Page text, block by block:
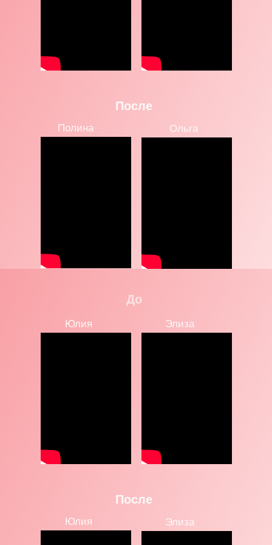
После
Полина Ольга
До
После
Юлия
Юлия
Элиза
Элиза